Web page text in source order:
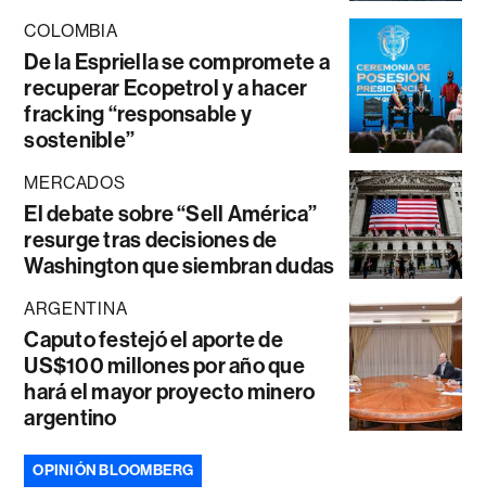
COLOMBIA
De la Espriella se compromete a
recuperar Ecopetrol y a hacer
fracking “responsable y
sostenible”
MERCADOS
El debate sobre “Sell América”
resurge tras decisiones de
Washington que siembran dudas
ARGENTINA
Caputo festejó el aporte de
US$100 millones por año que
hará el mayor proyecto minero
argentino
OPINIÓN BLOOMBERG